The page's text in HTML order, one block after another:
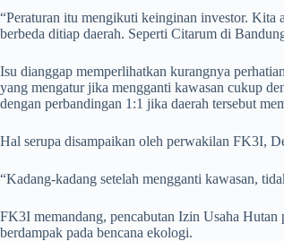
“Peraturan itu mengikuti keinginan investor. Kita
berbeda ditiap daerah. Seperti Citarum di
Isu dianggap memperlihatkan kurangnya
yang mengatur jika mengganti kawasan cukup
dengan perbandingan 1:1 jika daerah tersebut
Hal serupa disampaikan oleh perwakilan FK3I,
“Kadang-kadang setelah mengganti kawasan,
FK3I memandang, pencabutan Izin Usaha Hutan
berdampak pada bencana ekologi.